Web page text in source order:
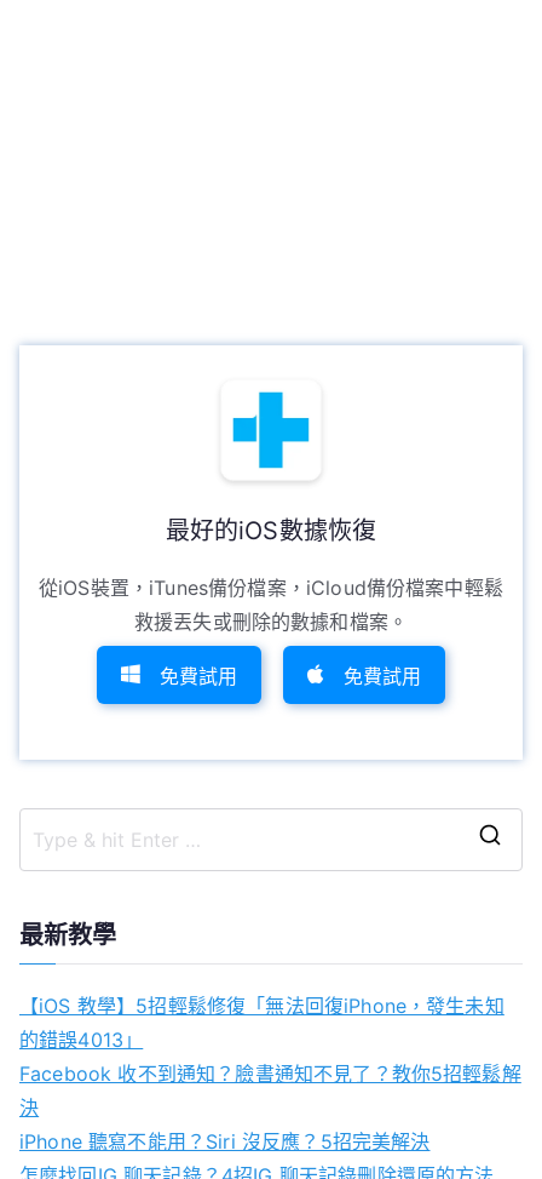
最好的iOS數據恢復
從iOS裝置，iTunes備份檔案，iCloud備份檔案中輕鬆
救援丟失或刪除的數據和檔案。
免費試用 免費試用
最新教學
【iOS 教學】5招輕鬆修復「無法回復iPhone，發生未知
的錯誤4013」
Facebook 收不到通知？臉書通知不見了？教你5招輕鬆解
決
iPhone 聽寫不能用？Siri 沒反應？5招完美解決